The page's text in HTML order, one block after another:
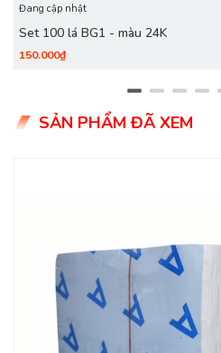
Đóng gói: 1000 lá (500 lá/quỳ -
Đang cập nhật
Set 100 lá BG1 - màu 24K
150.000₫
SẢN PHẨM ĐÃ XEM